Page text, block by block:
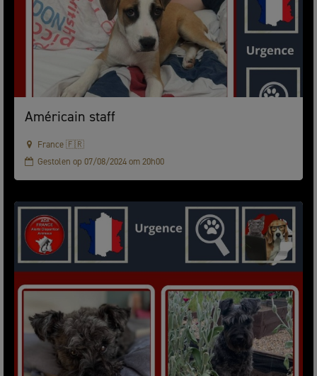
Américain staff
France 🇫🇷
Gestolen op 07/08/2024 om 20h00